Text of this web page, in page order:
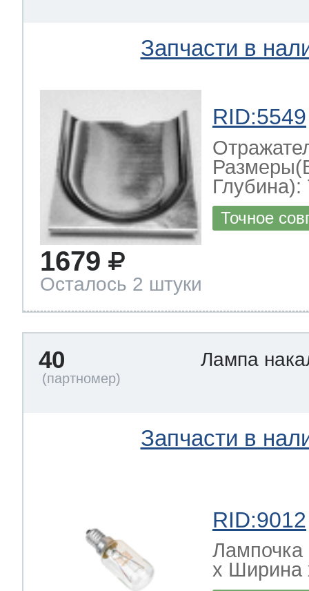
Запчасти в
RID:5549
Глубина):
Точное
1679
Осталось 2 штуки
40 Лампа
Запчасти в
RID:9012
Лампочка
х Ширина